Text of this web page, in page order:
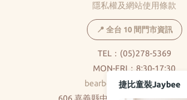
隱私權及網站使用條款
📍 全台 10 間門市資訊
TEL：(05)278-5369
MON-FRI：8:30-17:30
bearbear0520@gmail.com
捷比童裝Jaybee